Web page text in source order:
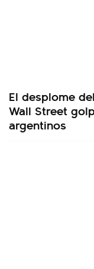
El desplome
Wall Street
argentinos